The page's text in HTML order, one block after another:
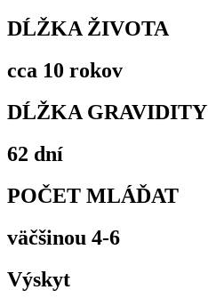
DĹŽKA ŽIVOTA
cca 10 rokov
DĹŽKA GRAVIDITY
62 dní
POČET MLÁĎAT
väčšinou 4-6
Výskyt